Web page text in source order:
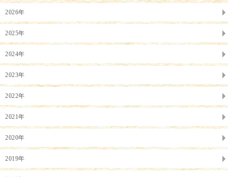
2026年
2025年
2024年
2023年
2022年
2021年
2020年
2019年